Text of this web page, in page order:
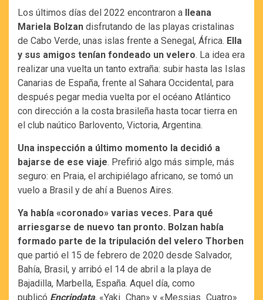
Los últimos días del 2022 encontraron a Ileana
Mariela Bolzan disfrutando de las playas cristalinas
de Cabo Verde, unas islas frente a Senegal, África. Ella
y sus amigos tenían fondeado un velero. La idea era
realizar una vuelta un tanto extraña: subir hasta las Islas
Canarias de España, frente al Sahara Occidental, para
después pegar media vuelta por el océano Atlántico
con dirección a la costa brasileña hasta tocar tierra en
el club naútico Barlovento, Victoria, Argentina.
Una inspección a último momento la decidió a
bajarse de ese viaje. Prefirió algo más simple, más
seguro: en Praia, el archipiélago africano, se tomó un
vuelo a Brasil y de ahí a Buenos Aires.
Ya había «coronado» varias veces. Para qué
arriesgarse de nuevo tan pronto. Bolzan había
formado parte de la tripulación del velero Thorben
que partió el 15 de febrero de 2020 desde Salvador,
Bahía, Brasil, y arribó el 14 de abril a la playa de
Bajadilla, Marbella, España. Aquel día, como
publicó Encripdata, «Yaki_Chan» y «Messias_Cuatro»